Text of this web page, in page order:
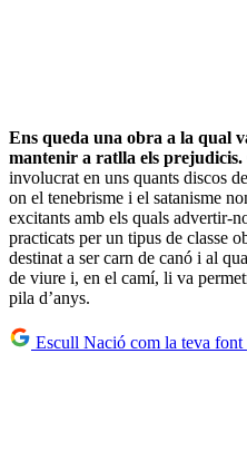
Ens queda una obra a la qual
mantenir a ratlla els prejudicis.
involucrat en uns quants discos
on el tenebrisme i el satanisme
excitants amb els quals advertir-
practicats per un tipus de classe
destinat a ser carn de canó i al
de viure i, en el camí, li va
pila d’anys.
Escull Nació com la teva